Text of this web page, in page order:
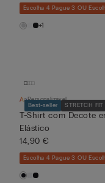
Escolha 4 Pague 3 OU
+1
Best-seller STRETCH FIT
Personalizável
T-Shirt com Decote
Elástico
14,90 €
Escolha 4 Pague 3 OU